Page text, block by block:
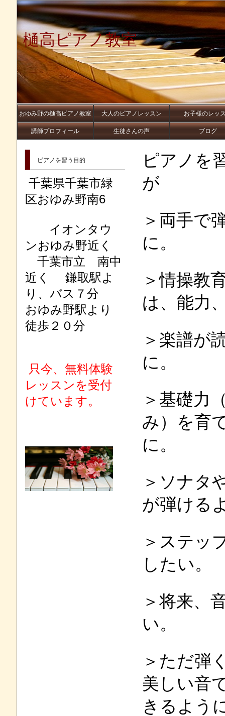
樋高ピアノ教室
おゆみ野の樋高ピアノ教室 大人のピアノレッスン お子様のレッ
講師プロフィール 生徒さんの声 ブログ
ピアノを
が
＞両手で
に。
＞情操教
は、能力
＞楽譜が
に。
＞基礎力
み）を育
に。
＞ソナタ
が弾ける
＞ステッ
したい。
＞将来、
い。
＞ただ弾
美しい音
きるよう
ピアノを習う目的
千葉県千葉市緑
区おゆみ野南6
イオンタウ
ンおゆみ野近く
千葉市立 南中
近く 鎌取駅よ
り、バス７分
おゆみ野駅より
徒歩２０分
只今、無料体験
レッスンを受付
けています。